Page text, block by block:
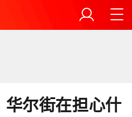
尔街在担心什